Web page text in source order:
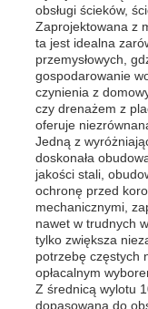
Dom
obsługi ścieków,
Zaprojektowana z
ta jest idealna
przemysłowych,
gospodarowanie
czynienia z
czy drenażem z
oferuje
Jedną z
doskonała
jakości stali,
ochronę przed
mechanicznymi,
nawet w trudnych
tylko zwiększa
potrzebę częstych
opłacalnym
Z średnicą wylotu
dopasowana do